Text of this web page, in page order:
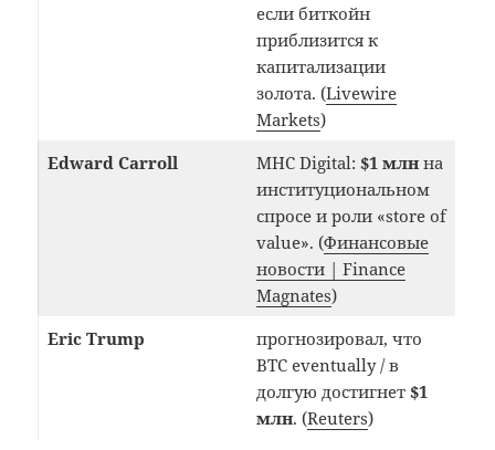
если биткойн
приблизится к
капитализации
золота. (Livewire
Markets)
Edward Carroll
MHC Digital: $1 млнна
институциональном
спросе и роли «store of
value». (Финансовые
новости | Finance
Magnates)
Eric Trump
прогнозировал, что
BTC eventually / в
долгую достигнет $1
млн. (Reuters)